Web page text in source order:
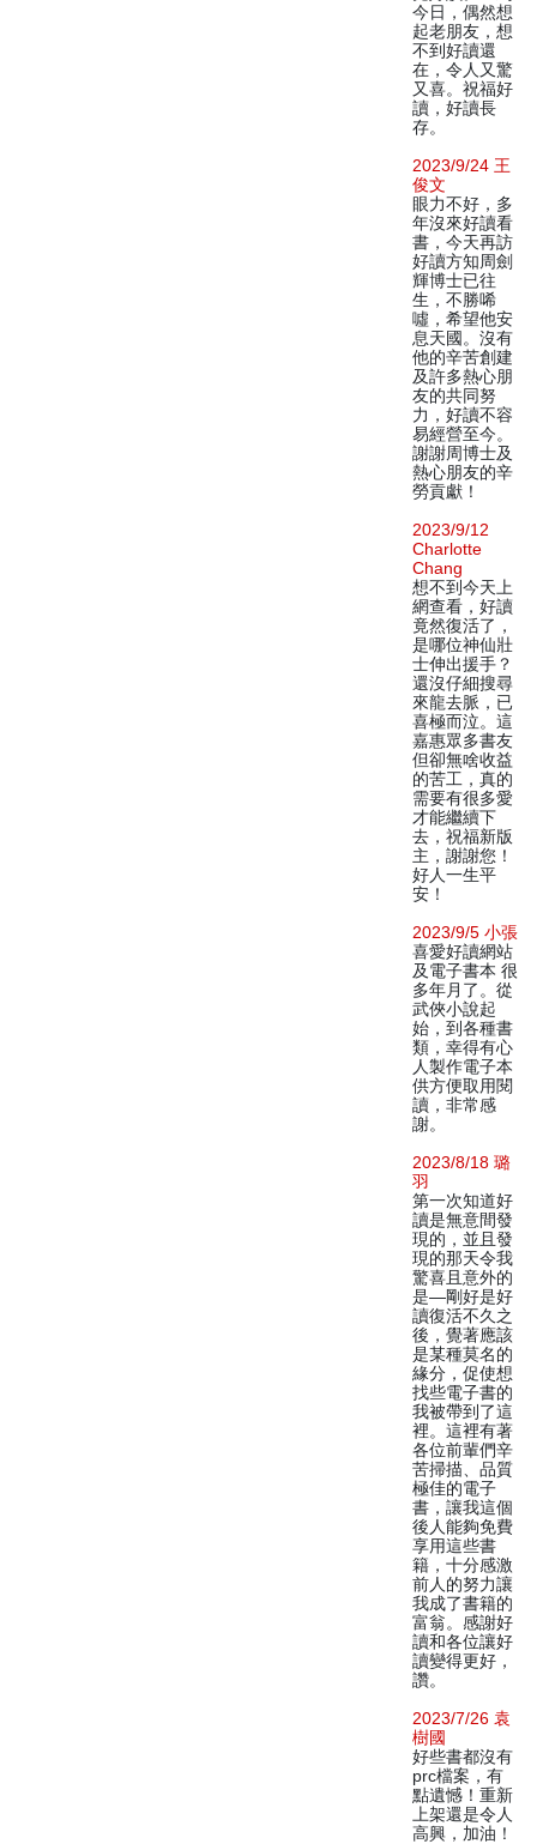
今日，偶然想
起老朋友，想
不到好讀還
在，令人又驚
又喜。祝福好
讀，好讀長
存。
2023/9/24 王
俊文
眼力不好，多
年沒來好讀看
書，今天再訪
好讀方知周劍
輝博士已往
生，不勝唏
噓，希望他安
息天國。沒有
他的辛苦創建
及許多熱心朋
友的共同努
力，好讀不容
易經營至今。
謝謝周博士及
熱心朋友的辛
勞貢獻！
2023/9/12
Charlotte
Chang
想不到今天上
網查看，好讀
竟然復活了，
是哪位神仙壯
士伸出援手？
還沒仔細搜尋
來龍去脈，已
喜極而泣。這
嘉惠眾多書友
但卻無啥收益
的苦工，真的
需要有很多愛
才能繼續下
去，祝福新版
主，謝謝您！
好人一生平
安！
2023/9/5 小張
喜愛好讀網站
及電子書本 很
多年月了。從
武俠小說起
始，到各種書
類，幸得有心
人製作電子本
供方便取用閱
讀，非常感
謝。
2023/8/18 璐
羽
第一次知道好
讀是無意間發
現的，並且發
現的那天令我
驚喜且意外的
是—剛好是好
讀復活不久之
後，覺著應該
是某種莫名的
緣分，促使想
找些電子書的
我被帶到了這
裡。這裡有著
各位前輩們辛
苦掃描、品質
極佳的電子
書，讓我這個
後人能夠免費
享用這些書
籍，十分感激
前人的努力讓
我成了書籍的
富翁。感謝好
讀和各位讓好
讀變得更好，
讚。
2023/7/26 袁
樹國
好些書都沒有
prc檔案，有
點遺憾！重新
上架還是令人
高興，加油！